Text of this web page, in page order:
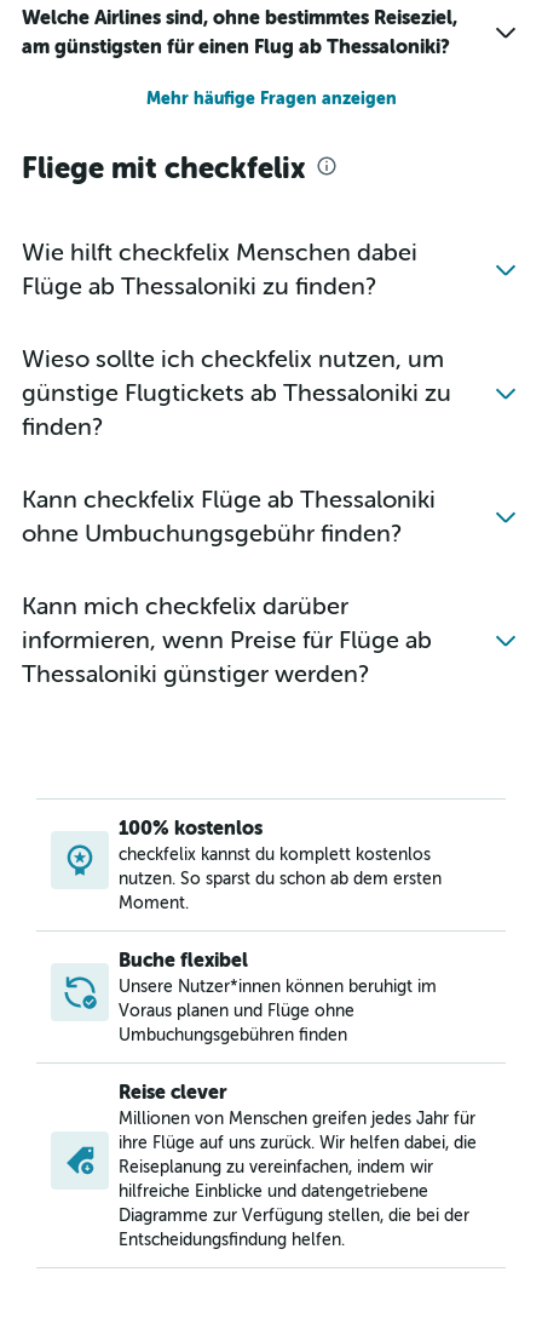
Welche Airlines sind, ohne bestimmtes Reiseziel,
am günstigsten für einen Flug ab Thessaloniki?
Mehr häufige Fragen anzeigen
Fliege mit checkfelix
Wie hilft checkfelix Menschen dabei
Flüge ab Thessaloniki zu finden?
Wieso sollte ich checkfelix nutzen, um
günstige Flugtickets ab Thessaloniki zu
finden?
Kann checkfelix Flüge ab Thessaloniki
ohne Umbuchungsgebühr finden?
Kann mich checkfelix darüber
informieren, wenn Preise für Flüge ab
Thessaloniki günstiger werden?
100% kostenlos
checkfelix kannst du komplett kostenlos
nutzen. So sparst du schon ab dem ersten
Moment.
Buche flexibel
Unsere Nutzer*innen können beruhigt im
Voraus planen und Flüge ohne
Umbuchungsgebühren finden
Reise clever
Millionen von Menschen greifen jedes Jahr für
ihre Flüge auf uns zurück. Wir helfen dabei, die
Reiseplanung zu vereinfachen, indem wir
hilfreiche Einblicke und datengetriebene
Diagramme zur Verfügung stellen, die bei der
Entscheidungsfindung helfen.